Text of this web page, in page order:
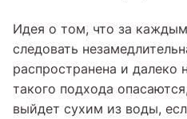
Идея о том, что за
следовать
распространена и далеко
такого подхода
выйдет сухим из воды,